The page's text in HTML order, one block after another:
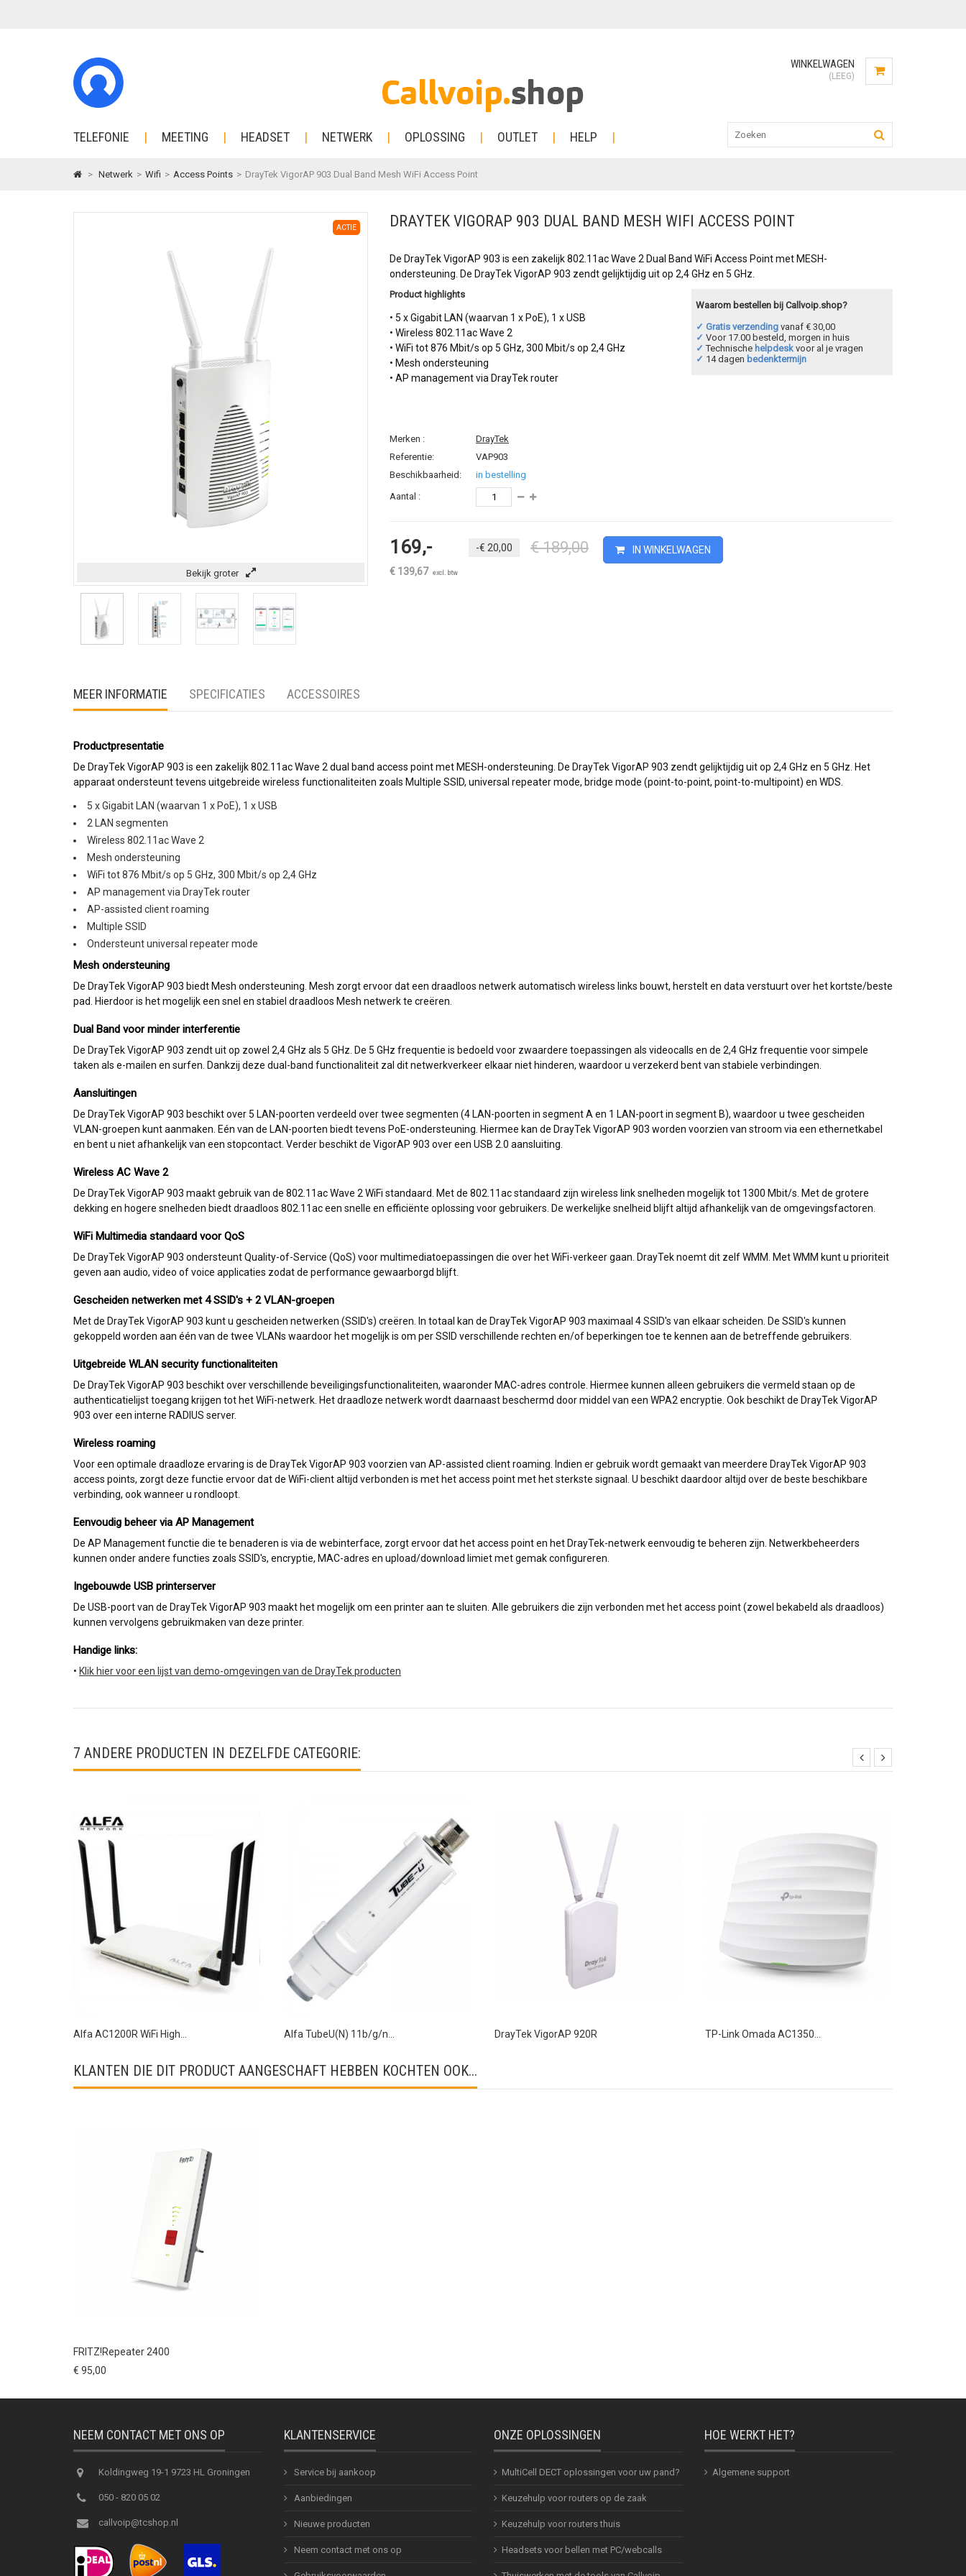
WINKELWAGEN
(LEEG)
TELEFONIE MEETING HEADSET NETWERK OPLOSSING OUTLET HELP
> Netwerk > Wifi > Access Points > DrayTek VigorAP 903 Dual Band Mesh WiFi Access Point
ACTIE
Bekijk groter
DRAYTEK VIGORAP 903 DUAL BAND MESH WIFI ACCESS POINT
De DrayTek VigorAP 903 is een zakelijk 802.11ac Wave 2 Dual Band WiFi Access Point met MESH-
ondersteuning. De DrayTek VigorAP 903 zendt gelijktijdig uit op 2,4 GHz en 5 GHz.
Product highlights
• 5 x Gigabit LAN (waarvan 1 x PoE), 1 x USB
• Wireless 802.11ac Wave 2
• WiFi tot 876 Mbit/s op 5 GHz, 300 Mbit/s op 2,4 GHz
• Mesh ondersteuning
• AP management via DrayTek router
Waarom bestellen bij Callvoip.shop?
✓ Gratis verzending vanaf € 30,00
✓ Voor 17.00 besteld, morgen in huis
✓ Technische helpdesk voor al je vragen
✓ 14 dagen bedenktermijn
Merken :
DrayTek
Referentie:
VAP903
Beschikbaarheid:
in bestelling
Aantal :
169,-
€ 139,67 excl. btw
-€ 20,00 € 189,00 IN WINKELWAGEN
MEER INFORMATIE SPECIFICATIES ACCESSOIRES
Productpresentatie
De DrayTek VigorAP 903 is een zakelijk 802.11ac Wave 2 dual band access point met MESH-ondersteuning. De DrayTek VigorAP 903 zendt gelijktijdig uit op 2,4 GHz en 5 GHz. Het
apparaat ondersteunt tevens uitgebreide wireless functionaliteiten zoals Multiple SSID, universal repeater mode, bridge mode (point-to-point, point-to-multipoint) en WDS.
5 x Gigabit LAN (waarvan 1 x PoE), 1 x USB
2 LAN segmenten
Wireless 802.11ac Wave 2
Mesh ondersteuning
WiFi tot 876 Mbit/s op 5 GHz, 300 Mbit/s op 2,4 GHz
AP management via DrayTek router
AP-assisted client roaming
Multiple SSID
Ondersteunt universal repeater mode
Mesh ondersteuning
De DrayTek VigorAP 903 biedt Mesh ondersteuning. Mesh zorgt ervoor dat een draadloos netwerk automatisch wireless links bouwt, herstelt en data verstuurt over het kortste/beste
pad. Hierdoor is het mogelijk een snel en stabiel draadloos Mesh netwerk te creëren.
Dual Band voor minder interferentie
De DrayTek VigorAP 903 zendt uit op zowel 2,4 GHz als 5 GHz. De 5 GHz frequentie is bedoeld voor zwaardere toepassingen als videocalls en de 2,4 GHz frequentie voor simpele
taken als e-mailen en surfen. Dankzij deze dual-band functionaliteit zal dit netwerkverkeer elkaar niet hinderen, waardoor u verzekerd bent van stabiele verbindingen.
Aansluitingen
De DrayTek VigorAP 903 beschikt over 5 LAN-poorten verdeeld over twee segmenten (4 LAN-poorten in segment A en 1 LAN-poort in segment B), waardoor u twee gescheiden
VLAN-groepen kunt aanmaken. Eén van de LAN-poorten biedt tevens PoE-ondersteuning. Hiermee kan de DrayTek VigorAP 903 worden voorzien van stroom via een ethernetkabel
en bent u niet afhankelijk van een stopcontact. Verder beschikt de VigorAP 903 over een USB 2.0 aansluiting.
Wireless AC Wave 2
De DrayTek VigorAP 903 maakt gebruik van de 802.11ac Wave 2 WiFi standaard. Met de 802.11ac standaard zijn wireless link snelheden mogelijk tot 1300 Mbit/s. Met de grotere
dekking en hogere snelheden biedt draadloos 802.11ac een snelle en efficiënte oplossing voor gebruikers. De werkelijke snelheid blijft altijd afhankelijk van de omgevingsfactoren.
WiFi Multimedia standaard voor QoS
De DrayTek VigorAP 903 ondersteunt Quality-of-Service (QoS) voor multimediatoepassingen die over het WiFi-verkeer gaan. DrayTek noemt dit zelf WMM. Met WMM kunt u prioriteit
geven aan audio, video of voice applicaties zodat de performance gewaarborgd blijft.
Gescheiden netwerken met 4 SSID's + 2 VLAN-groepen
Met de DrayTek VigorAP 903 kunt u gescheiden netwerken (SSID's) creëren. In totaal kan de DrayTek VigorAP 903 maximaal 4 SSID's van elkaar scheiden. De SSID's kunnen
gekoppeld worden aan één van de twee VLANs waardoor het mogelijk is om per SSID verschillende rechten en/of beperkingen toe te kennen aan de betreffende gebruikers.
Uitgebreide WLAN security functionaliteiten
De DrayTek VigorAP 903 beschikt over verschillende beveiligingsfunctionaliteiten, waaronder MAC-adres controle. Hiermee kunnen alleen gebruikers die vermeld staan op de
authenticatielijst toegang krijgen tot het WiFi-netwerk. Het draadloze netwerk wordt daarnaast beschermd door middel van een WPA2 encryptie. Ook beschikt de DrayTek VigorAP
903 over een interne RADIUS server.
Wireless roaming
Voor een optimale draadloze ervaring is de DrayTek VigorAP 903 voorzien van AP-assisted client roaming. Indien er gebruik wordt gemaakt van meerdere DrayTek VigorAP 903
access points, zorgt deze functie ervoor dat de WiFi-client altijd verbonden is met het access point met het sterkste signaal. U beschikt daardoor altijd over de beste beschikbare
verbinding, ook wanneer u rondloopt.
Eenvoudig beheer via AP Management
De AP Management functie die te benaderen is via de webinterface, zorgt ervoor dat het access point en het DrayTek-netwerk eenvoudig te beheren zijn. Netwerkbeheerders
kunnen onder andere functies zoals SSID's, encryptie, MAC-adres en upload/download limiet met gemak configureren.
Ingebouwde USB printerserver
De USB-poort van de DrayTek VigorAP 903 maakt het mogelijk om een printer aan te sluiten. Alle gebruikers die zijn verbonden met het access point (zowel bekabeld als draadloos)
kunnen vervolgens gebruikmaken van deze printer.
Handige links:
• Klik hier voor een lijst van demo-omgevingen van de DrayTek producten
7 ANDERE PRODUCTEN IN DEZELFDE CATEGORIE:
Alfa AC1200R WiFi High... Alfa TubeU(N) 11b/g/n... DrayTek VigorAP 920R TP-Link Omada AC1350...
KLANTEN DIE DIT PRODUCT AANGESCHAFT HEBBEN KOCHTEN OOK...
FRITZ!Repeater 2400
€ 95,00
NEEM CONTACT MET ONS OP
Koldingweg 19-1 9723 HL Groningen
050 - 820 05 02
callvoip@tcshop.nl
KLANTENSERVICE
Service bij aankoop
Aanbiedingen
Nieuwe producten
Neem contact met ons op
ONZE OPLOSSINGEN
MultiCell DECT oplossingen voor uw pand?
Keuzehulp voor routers op de zaak
Keuzehulp voor routers thuis
Headsets voor bellen met PC/webcalls
HOE WERKT HET?
Algemene support